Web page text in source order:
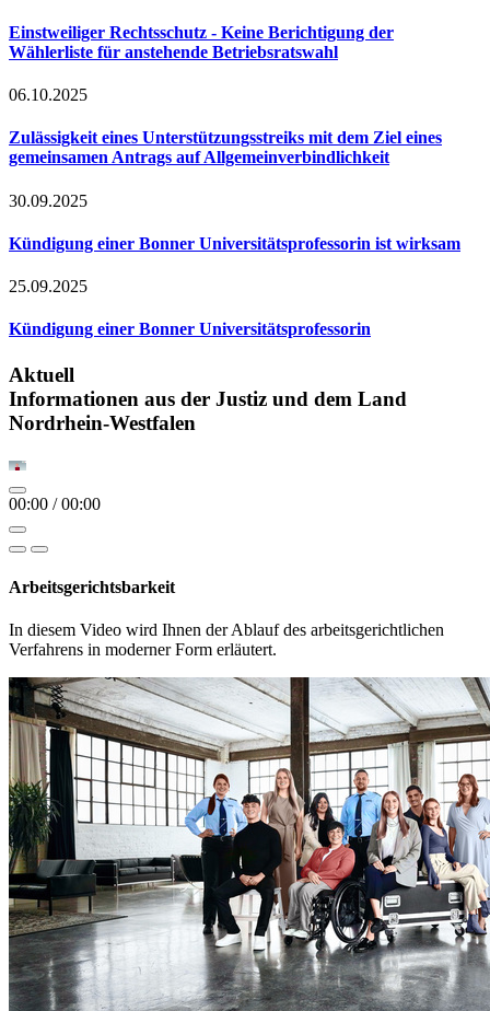
Einstweiliger Rechtsschutz - Keine Berichtigung der
Wählerliste für anstehende Betriebsratswahl
06.10.2025
Zulässigkeit eines Unterstützungsstreiks mit dem Ziel eines
gemeinsamen Antrags auf Allgemeinverbindlichkeit
30.09.2025
Kündigung einer Bonner Universitätsprofessorin ist wirksam
25.09.2025
Kündigung einer Bonner Universitätsprofessorin
Aktuell
Informationen aus der Justiz und dem Land
Nordrhein-Westfalen
00:00 /00:00
Arbeitsgerichtsbarkeit
In diesem Video wird Ihnen der Ablauf des arbeitsgerichtlichen
Verfahrens in moderner Form erläutert.